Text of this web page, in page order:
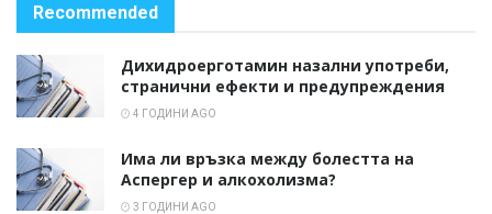
Recommended
Дихидроерготамин назални употреби,
странични ефекти и предупреждения
4 ГОДИНИ AGO
Има ли връзка между болестта на
Аспергер и алкохолизма?
3 ГОДИНИ AGO